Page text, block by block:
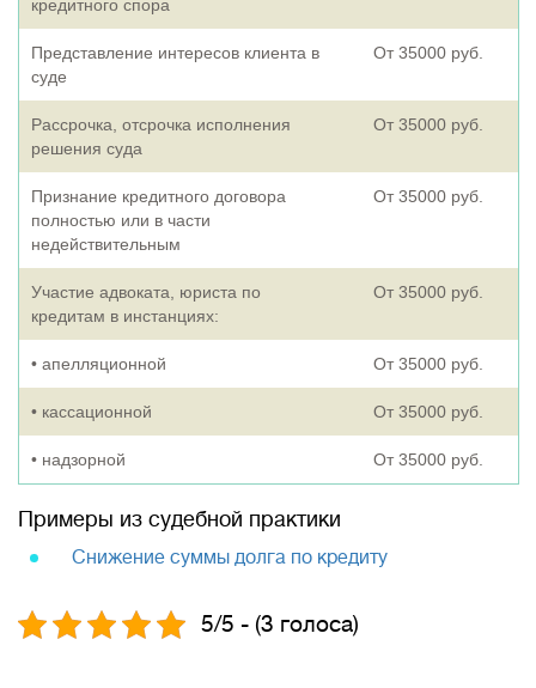
кредитного спора
Представление интересов клиента в
суде
От 35000 руб.
Рассрочка, отсрочка исполнения
решения суда
От 35000 руб.
Признание кредитного договора
полностью или в части
недействительным
От 35000 руб.
Участие адвоката, юриста по
кредитам в инстанциях:
От 35000 руб.
• апелляционной От 35000 руб.
• кассационной От 35000 руб.
• надзорной От 35000 руб.
Примеры из судебной практики
Снижение суммы долга по кредиту
5/5 - (3 голоса)